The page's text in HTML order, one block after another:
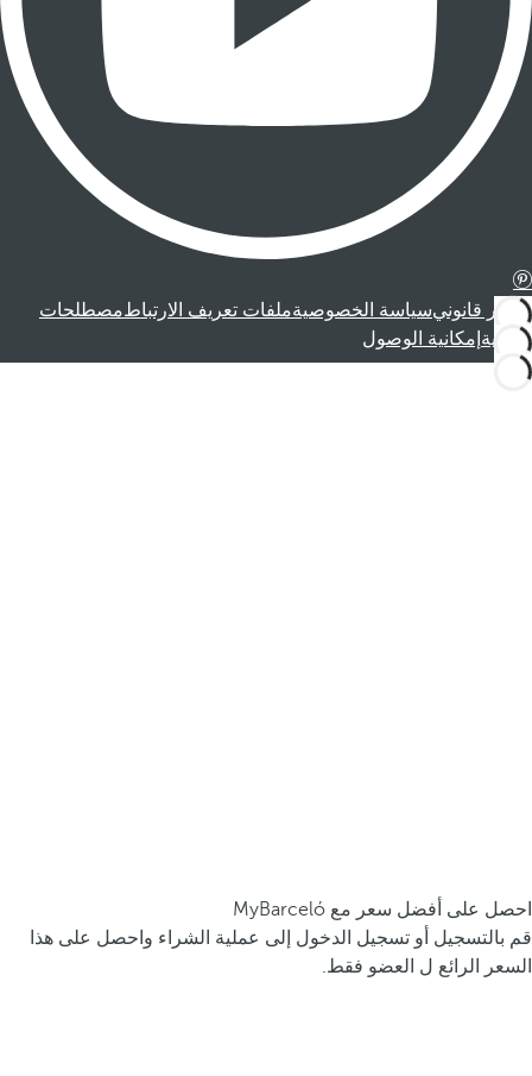
إشعار قانونيسياسة الخصوصيةملفات تعريف الارتباطمصطلحات
قانونية إمكانية الوصول
احصل على أفضل سعر مع MyBarceló
قم بالتسجيل أو تسجيل الدخول إلى عملية الشراء واحصل على هذا
السعر الرائع ل العضو فقط.